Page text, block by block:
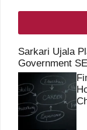
Sarkari Ujala
Government